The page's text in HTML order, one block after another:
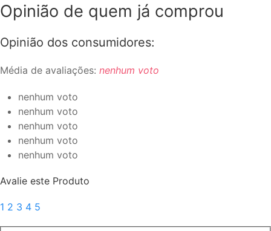
Opinião de quem já comprou
Opinião dos consumidores:
Média de avaliações: nenhum voto
nenhum voto
nenhum voto
nenhum voto
nenhum voto
nenhum voto
Avalie este Produto
1 2 3 4 5